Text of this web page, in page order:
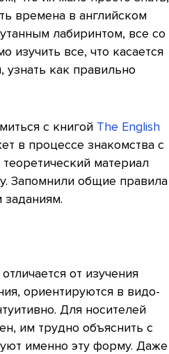
времена в английском
лабиринтом, все со
изучить все, что касается
узнать как правильно
с книгой The English
в процессе знакомства с
материал
Запомнили общие правила
от изучения
ориентируются в видо-
Для носителей
им трудно объяснить с
именно эту форму. Даже